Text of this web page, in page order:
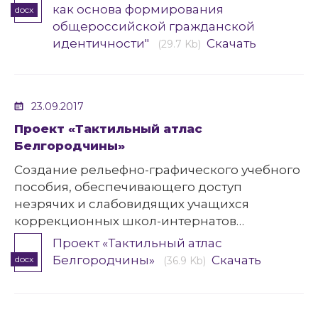
docx
как основа формирования
общероссийской гражданской
идентичности"
(29.7 Kb) Скачать
23.09.2017
Проект «Тактильный атлас
Белгородчины»
Создание рельефно-графического учебного
пособия, обеспечивающего доступ
незрячих и слабовидящих учащихся
коррекционных школ-интернатов
Белгородской области к локальной истории
и культуре.
docx
Проект «Тактильный атлас
Белгородчины»
(36.9 Kb) Скачать